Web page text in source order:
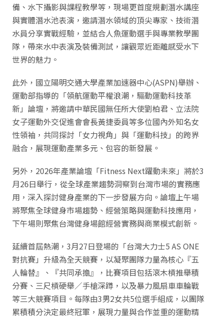
備、水下攝影與課程教學等，現場更首度規劃潛水講座
與實體潛水池表演，邀請潛水領域的頂尖專家、技術潛
水員分享實戰經驗，並結合人魚運動選手與專業教學團
隊，帶來水中表演及裝備測試，讓觀眾近距離感受水下
世界的魅力。
此外，國立陽明交通大學產業加速器中心(ASPN)舉辦、
運動部指導的「領航運動平權浪潮，驅動運動科技革
新」論壇，將邀請中華民國無任所大使劉柏君、立法院
女子運動外交促進會會長黃捷委員等多位國內外知名女
性領袖，共同探討「女力視角」與「運動科技」的跨界
融合，展現運動產業多元、包容的新發展。
另外，2026年產業論壇「Fitness Next躍動未來」將於3
月26日舉行，從全球產業趨勢洞察到台灣市場的實務應
用，深入探討健身產業的下一步發展方向。論壇上午場
將聚焦全球健身市場趨勢、經營策略與運動科技應用，
下午場則聚焦台灣健身場館經營實務與商業模式創新。
延續首屆熱潮，3月27日登場的「台灣大力士5 AS ONE
對抗賽」升級為全天競賽，以凝聚團隊力量為核心『五
人輪替』、『共同承擔』，比賽項目包括滾木槓推舉積
分賽、三尺槓硬舉／手槍深蹲，以及暴力風扇車車輪戰
等三大競賽項目。每隊由3男2女共5位選手組成，以團隊
累積積分決定最終冠軍，展現力量與合作並重的運動精